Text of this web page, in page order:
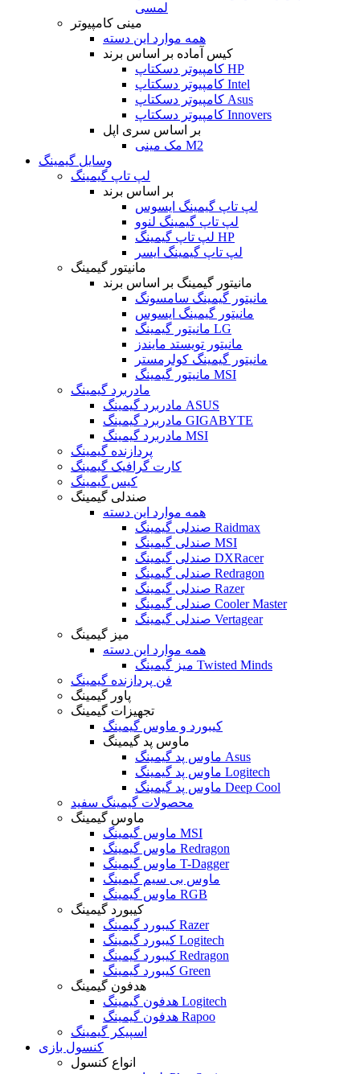
لمسی
مینی کامپیوتر
همه موارد این دسته
کیس آماده بر اساس برند
کامپیوتر دسکتاپ HP
کامپیوتر دسکتاپ Intel
کامپیوتر دسکتاپ Asus
کامپیوتر دسکتاپ Innovers
بر اساس سری اپل
مک مینی M2
وسایل گیمینگ
لپ تاپ گیمینگ
بر اساس برند
لپ تاپ گیمینگ ایسوس
لپ تاپ گیمینگ لنوو
لپ تاپ گیمینگ HP
لپ تاپ گیمینگ ایسر
مانیتور گیمینگ
مانیتور گیمینگ بر اساس برند
مانیتور گیمینگ سامسونگ
مانیتور گیمینگ ایسوس
مانیتور گیمینگ LG
مانیتور تویستد مایندز
مانیتور گیمینگ کولرمستر
مانیتور گیمینگ MSI
مادربرد گیمینگ
مادربرد گیمینگ ASUS
مادربرد گیمینگ GIGABYTE
مادربرد گیمینگ MSI
پردازنده گیمینگ
کارت گرافیک گیمینگ
کیس گیمینگ
صندلی گیمینگ
همه موارد این دسته
صندلی گیمینگ Raidmax
صندلی گیمینگ MSI
صندلی گیمینگ DXRacer
صندلی گیمینگ Redragon
صندلی گیمینگ Razer
صندلی گیمینگ Cooler Master
صندلی گیمینگ Vertagear
میز گیمینگ
همه موارد این دسته
میز گیمینگ Twisted Minds
فن پردازنده گیمینگ
پاور گیمینگ
تجهیزات گیمینگ
کیبورد و ماوس گیمینگ
ماوس پد گیمینگ
ماوس پد گیمینگ Asus
ماوس پد گیمینگ Logitech
ماوس پد گیمینگ Deep Cool
محصولات گیمینگ سفید
ماوس گیمینگ
ماوس گیمینگ MSI
ماوس گیمینگ Redragon
ماوس گیمینگ T-Dagger
ماوس بی سیم گیمینگ
ماوس گیمینگ RGB
کیبورد گیمینگ
کیبورد گیمینگ Razer
کیبورد گیمینگ Logitech
کیبورد گیمینگ Redragon
کیبورد گیمینگ Green
هدفون گیمینگ
هدفون گیمینگ Logitech
هدفون گیمینگ Rapoo
اسپیکر گیمینگ
کنسول بازی
انواع کنسول